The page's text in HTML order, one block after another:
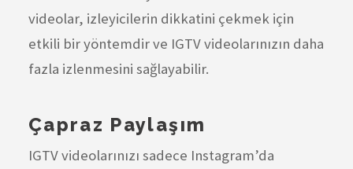
videolar, izleyicilerin dikkatini çekmek için
etkili bir yöntemdir ve IGTV videolarınızın daha
fazla izlenmesini sağlayabilir.
Çapraz Paylaşım
IGTV videolarınızı sadece Instagram’da